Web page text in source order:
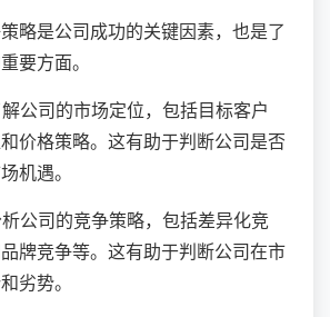
略是公司成功的关键因素，也是了
要方面。
公司的市场定位，包括目标客户
价格策略。这有助于判断公司是否
机遇。
公司的竞争策略，包括差异化竞
牌竞争等。这有助于判断公司在市
劣势。